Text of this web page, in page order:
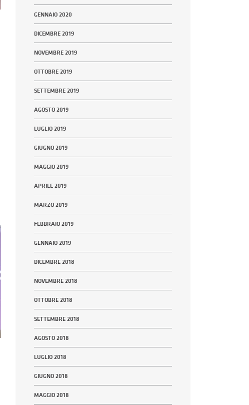
GENNAIO 2020
DICEMBRE 2019
NOVEMBRE 2019
OTTOBRE 2019
SETTEMBRE 2019
AGOSTO 2019
LUGLIO 2019
GIUGNO 2019
MAGGIO 2019
APRILE 2019
MARZO 2019
FEBBRAIO 2019
GENNAIO 2019
DICEMBRE 2018
NOVEMBRE 2018
OTTOBRE 2018
SETTEMBRE 2018
AGOSTO 2018
LUGLIO 2018
GIUGNO 2018
MAGGIO 2018